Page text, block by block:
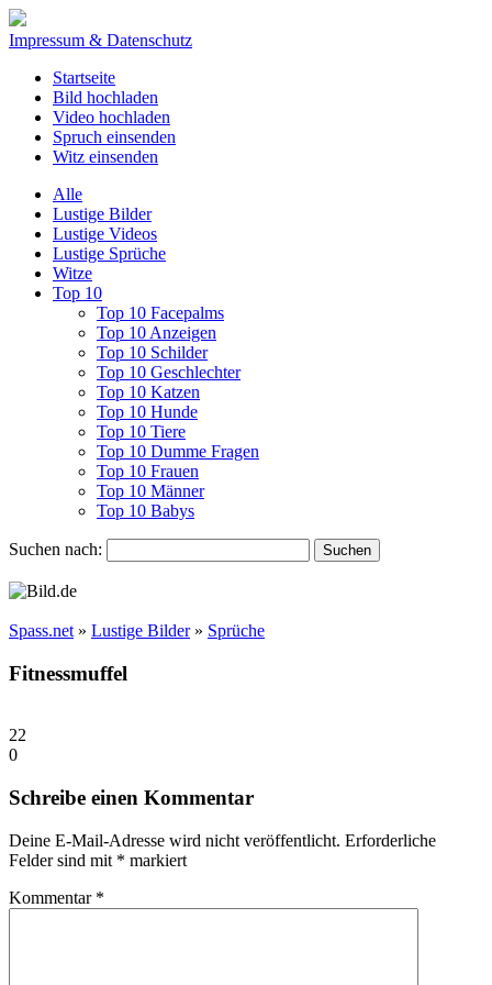
Impressum & Datenschutz
Startseite
Bild hochladen
Video hochladen
Spruch einsenden
Witz einsenden
Alle
Lustige Bilder
Lustige Videos
Lustige Sprüche
Witze
Top 10
Top 10 Facepalms
Top 10 Anzeigen
Top 10 Schilder
Top 10 Geschlechter
Top 10 Katzen
Top 10 Hunde
Top 10 Tiere
Top 10 Dumme Fragen
Top 10 Frauen
Top 10 Männer
Top 10 Babys
Suchen nach:
Spass.net » Lustige Bilder» Sprüche
Fitnessmuffel
22
0
Schreibe einen Kommentar
Deine E-Mail-Adresse wird nicht veröffentlicht. Erforderliche
Felder sind mit * markiert
Kommentar *